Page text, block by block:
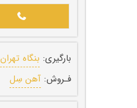
بارگیری: بنگاه تهران
فـروش: آهن سِل